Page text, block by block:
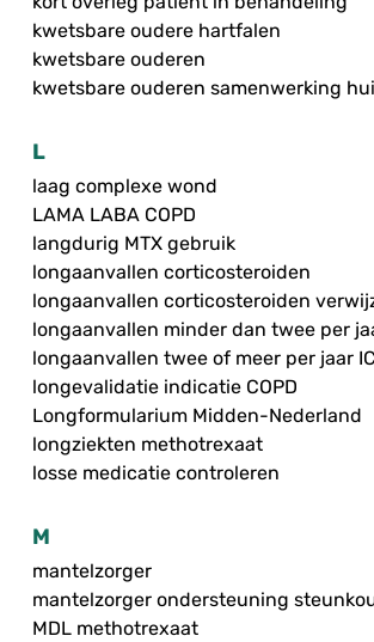
kwetsbare oudere hartfalen
kwetsbare ouderen
kwetsbare ouderen samenwerking
L
laag complexe wond
LAMA LABA COPD
langdurig MTX gebruik
longaanvallen corticosteroiden
longaanvallen corticosteroiden
longaanvallen minder dan twee per
longaanvallen twee of meer per jaar
longevalidatie indicatie COPD
Longformularium Midden-Nederland
longziekten methotrexaat
losse medicatie controleren
M
mantelzorger
mantelzorger ondersteuning
MDL methotrexaat